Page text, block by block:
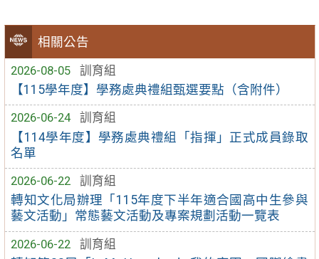
相關公告
2026-08-05
訓育組
【115學年度】學務處典禮組甄選要點（含附件）
2026-06-24
訓育組
【114學年度】學務處典禮組「指揮」正式成員錄取
名單
2026-06-22
訓育組
轉知文化局辦理「115年度下半年適合國高中生參與
藝文活動」常態藝文活動及專案規劃活動一覽表
2026-06-22
訓育組